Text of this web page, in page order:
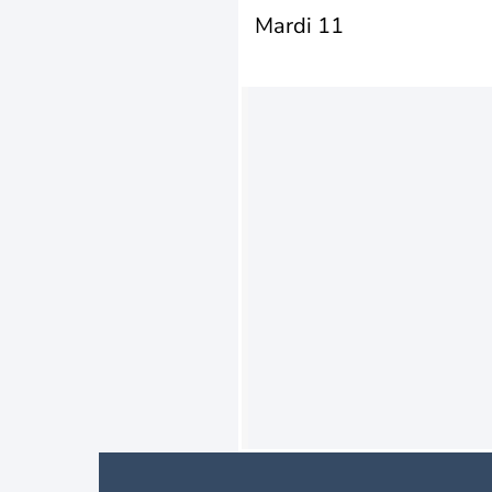
Mardi 11